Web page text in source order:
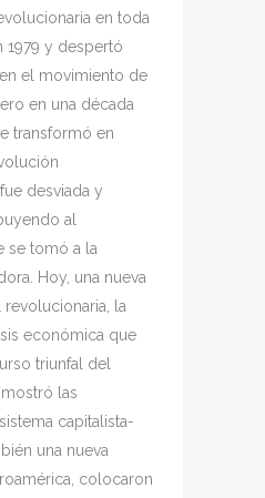
en toda
1979 y despertó
el movimiento de
en una década
transformó en
desviada y
al
se tomó a la
Hoy, una nueva
la
económica que
triunfal del
las
capitalista-
una nueva
colocaron